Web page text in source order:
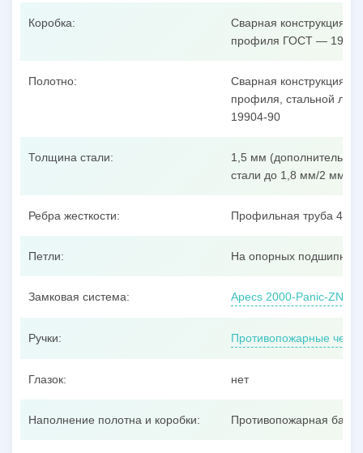
Коробка:
Сварная конструкция из
профиля ГОСТ —
Полотно:
Сварная конструкция из
профиля, стальной
19904-90
Толщина стали:
1,5 мм
стали до 1,8 мм/2 мм/3
Ребра жесткости: Профильная труба
Петли: На опорных
Замковая система: Apecs 2000-Panic-ZN,
Ручки: Противопожарные
Глазок: нет
Наполнение полотна и коробки: Противопожарная